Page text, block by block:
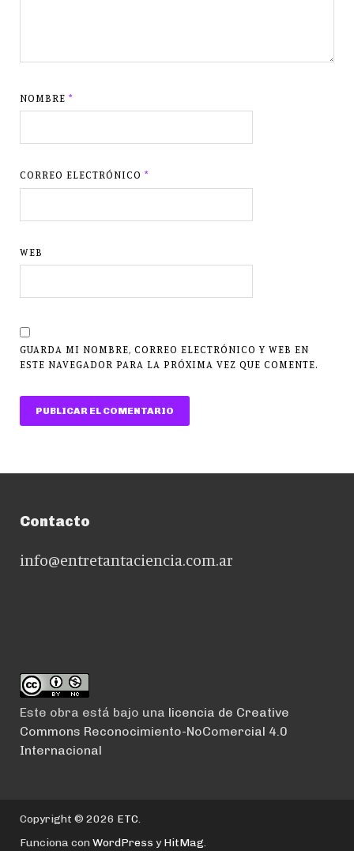
NOMBRE*
CORREO ELECTRÓNICO*
WEB
GUARDA MI NOMBRE, CORREO ELECTRÓNICO Y WEB EN
ESTE NAVEGADOR PARA LA PRÓXIMA VEZ QUE COMENTE.
Contacto
info@entretantaciencia.com.ar
Este obra está bajo una licencia de Creative
Commons Reconocimiento-NoComercial 4.0
Internacional
Copyright © 2026 ETC.
Funciona con WordPress yHitMag.